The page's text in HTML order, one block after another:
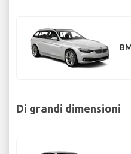
Di grandi dimensioni